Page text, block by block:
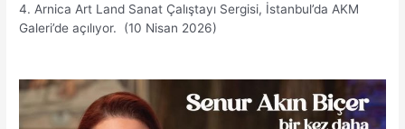
4. Arnica Art Land Sanat Çalıştayı Sergisi, İstanbul’da AKM
Galeri’de açılıyor. (10 Nisan 2026)